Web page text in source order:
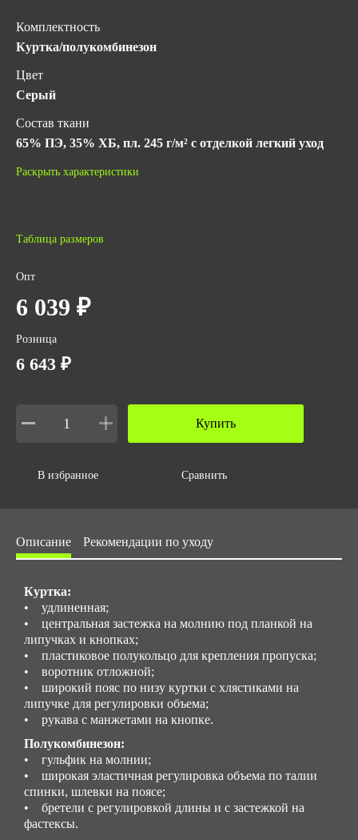
Комплектность
Куртка/полукомбинезон
Цвет
Серый
Состав ткани
65% ПЭ, 35% ХБ, пл. 245 г/м² с отделкой легкий уход
Гарантийный срок хранения
ГОСТ
Количество в упаковке
4
Объем упаковки,м3
Размер/ рост
Раскрыть характеристики
Таблица размеров
Опт
6 039 ₽
Розница
6 643 ₽
Купить
В избранное Сравнить
Описание Рекомендации по уходу
Куртка:
• удлиненная;
• центральная застежка на молнию под планкой на
липучках и кнопках;
• пластиковое полукольцо для крепления пропуска;
• воротник отложной;
• широкий пояс по низу куртки с хлястиками на
липучке для регулировки объема;
• рукава с манжетами на кнопке.
Полукомбинезон:
• гульфик на молнии;
• широкая эластичная регулировка объема по талии
спинки, шлевки на поясе;
• бретели с регулировкой длины и с застежкой на
фастексы.